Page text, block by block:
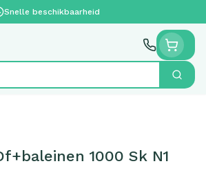
Snelle beschikbaarheid
Zoek
1000 Sk N1